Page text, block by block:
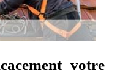
votre